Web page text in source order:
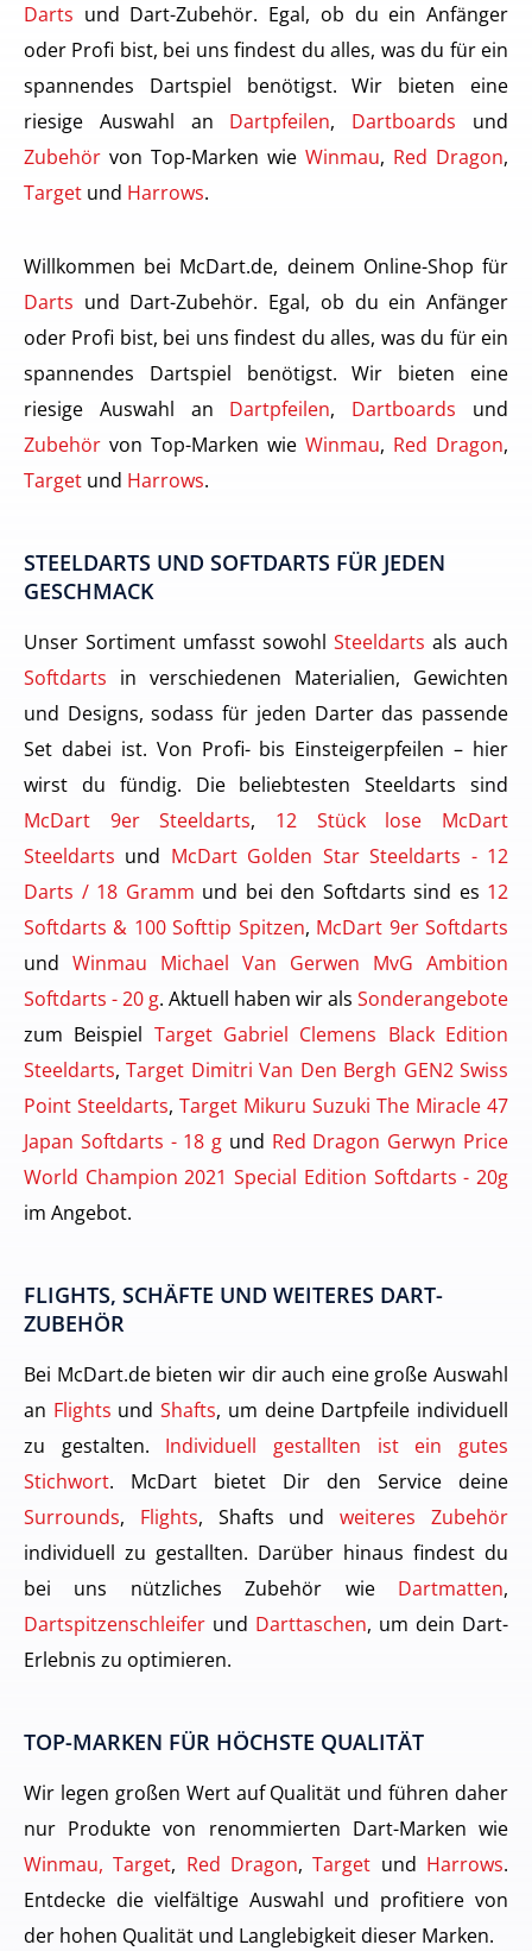
Darts und Dart-Zubehör. Egal, ob du ein Anfänger
oder Profi bist, bei uns findest du alles, was du für ein
spannendes Dartspiel benötigst. Wir bieten eine
riesige Auswahl an Dartpfeilen, Dartboards und
Zubehör von Top-Marken wie Winmau, Red Dragon,
Target und Harrows.
Willkommen bei McDart.de, deinem Online-Shop für
Darts und Dart-Zubehör. Egal, ob du ein Anfänger
oder Profi bist, bei uns findest du alles, was du für ein
spannendes Dartspiel benötigst. Wir bieten eine
riesige Auswahl an Dartpfeilen, Dartboards und
Zubehör von Top-Marken wie Winmau, Red Dragon,
Target und Harrows.
STEELDARTS UND SOFTDARTS FÜR JEDEN
GESCHMACK
Unser Sortiment umfasst sowohl Steeldarts als auch
Softdarts in verschiedenen Materialien, Gewichten
und Designs, sodass für jeden Darter das passende
Set dabei ist. Von Profi- bis Einsteigerpfeilen – hier
wirst du fündig. Die beliebtesten Steeldarts sind
McDart 9er Steeldarts, 12 Stück lose McDart
Steeldarts und McDart Golden Star Steeldarts - 12
Darts / 18 Gramm und bei den Softdarts sind es 12
Softdarts & 100 Softtip Spitzen, McDart 9er Softdarts
und Winmau Michael Van Gerwen MvG Ambition
Softdarts - 20 g. Aktuell haben wir als Sonderangebote
zum Beispiel Target Gabriel Clemens Black Edition
Steeldarts,Target Dimitri Van Den Bergh GEN2 Swiss
Point Steeldarts, Target Mikuru Suzuki The Miracle 47
Japan Softdarts - 18 g und Red Dragon Gerwyn Price
World Champion 2021 Special Edition Softdarts - 20g
im Angebot.
FLIGHTS, SCHÄFTE UND WEITERES DART-
ZUBEHÖR
Bei McDart.de bieten wir dir auch eine große Auswahl
an Flights undShafts, um deine Dartpfeile individuell
zu gestalten. Individuell gestallten ist ein gutes
Stichwort. McDart bietet Dir den Service deine
Surrounds, Flights, Shafts undweiteres Zubehör
individuell zu gestallten. Darüber hinaus findest du
bei uns nützliches Zubehör wie Dartmatten,
Dartspitzenschleifer und Darttaschen, um dein Dart-
Erlebnis zu optimieren.
TOP-MARKEN FÜR HÖCHSTE QUALITÄT
Wir legen großen Wert auf Qualität und führen daher
nur Produkte von renommierten Dart-Marken wie
Winmau, Target, Red Dragon,Target und Harrows.
Entdecke die vielfältige Auswahl und profitiere von
der hohen Qualität und Langlebigkeit dieser Marken.